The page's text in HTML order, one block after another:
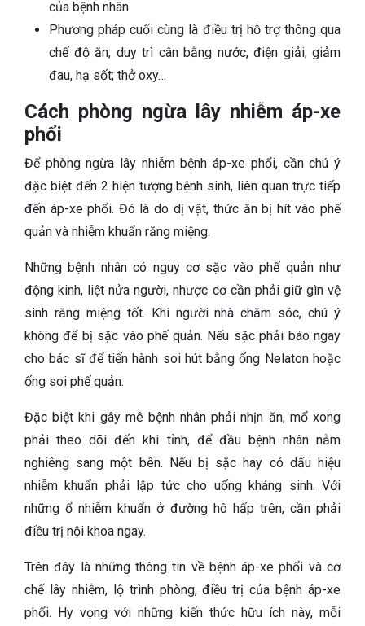
của bệnh nhân.
Phương pháp cuối cùng là điều trị hỗ trợ thông qua
chế độ ăn; duy trì cân bằng nước, điện giải; giảm
đau, hạ sốt; thở oxy…
Cách phòng ngừa lây nhiễm áp-xe
phổi
Để phòng ngừa lây nhiễm bệnh áp-xe phổi, cần chú ý
đặc biệt đến 2 hiện tượng bệnh sinh, liên quan trực tiếp
đến áp-xe phổi. Đó là do dị vật, thức ăn bị hít vào phế
quản và nhiễm khuẩn răng miệng.
Những bệnh nhân có nguy cơ sặc vào phế quản như
động kinh, liệt nửa người, nhược cơ cần phải giữ gìn vệ
sinh răng miệng tốt. Khi người nhà chăm sóc, chú ý
không để bị sặc vào phế quản. Nếu sặc phải báo ngay
cho bác sĩ để tiến hành soi hút bằng ống Nelaton hoặc
ống soi phế quản.
Đặc biệt khi gây mê bệnh nhân phải nhịn ăn, mổ xong
phải theo dõi đến khi tỉnh, để đầu bệnh nhân nằm
nghiêng sang một bên. Nếu bị sặc hay có dấu hiệu
nhiễm khuẩn phải lập tức cho uống kháng sinh. Với
những ổ nhiễm khuẩn ở đường hô hấp trên, cần phải
điều trị nội khoa ngay.
Trên đây là những thông tin về bệnh áp-xe phổi và cơ
chế lây nhiễm, lộ trình phòng, điều trị của bệnh áp-xe
phổi. Hy vọng với những kiến thức hữu ích này, mỗi